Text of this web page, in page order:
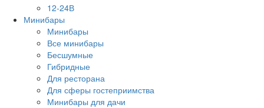
12-24В
Минибары
Минибары
Все минибары
Бесшумные
Гибридные
Для ресторана
Для сферы гостеприимства
Минибары для дачи